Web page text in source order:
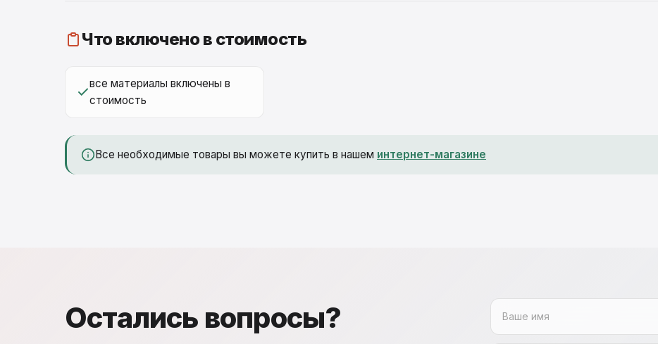
Что включено в стоимость
все материалы включены в
стоимость
Все необходимые товары вы можете купить в нашем интернет-магазине
Остались вопросы?